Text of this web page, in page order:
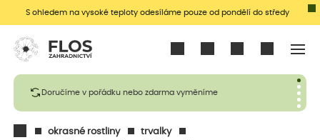
S ohledem na vysoké teploty odesíláme pouze od pondělí do středy
Doručíme v pořádku nebo zdarma vyměníme
okrasné rostliny
trvalky